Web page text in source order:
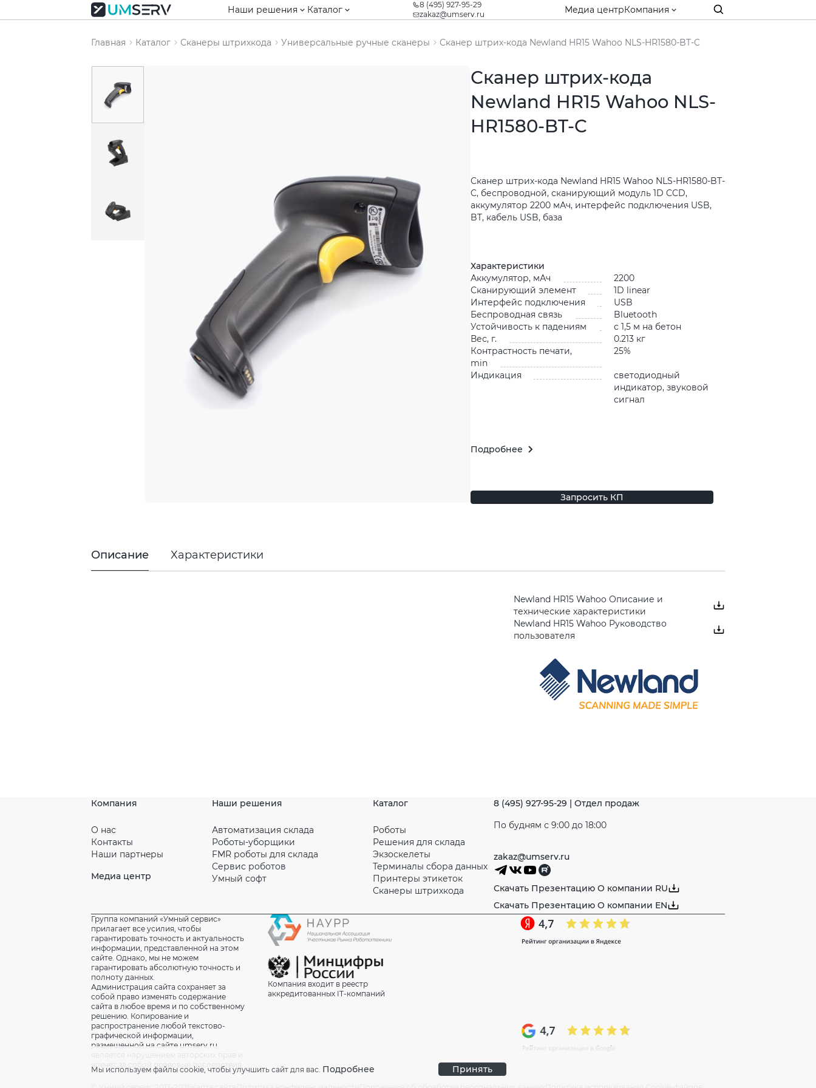
Наши решения Каталог
8 (495) 927-95-29
zakaz@umserv.ru
Медиа центрКомпания
Главная Каталог Сканеры штрихкода Универсальные ручные сканеры Сканер штрих-кода Newland HR15 Wahoo NLS-HR1580-BT-C
Сканер штрих-кода
Newland HR15 Wahoo NLS-
HR1580-BT-C
Сканер штрих-кода Newland HR15 Wahoo NLS-HR1580-BT-
C, беспроводной, сканирующий модуль 1D CCD,
аккумулятор 2200 мАч, интерфейс подключения USB,
BT, кабель USB, база
Характеристики
Аккумулятор, мАч
2200
Сканирующий элемент
1D linear
Интерфейс подключения
USB
Беспроводная связь
Bluetooth
Устойчивость к падениям
с 1,5 м на бетон
Вес, г.
0.213 кг
Контрастность печати,
min
25%
Индикация
светодиодный
индикатор, звуковой
сигнал
Подробнее
Запросить КП
Описание Характеристики
Newland HR15 Wahoo Описание и
технические характеристики
Newland HR15 Wahoo Руководство
пользователя
Компания
О нас
Контакты
Наши партнeры
Медиа центр
Наши решения
Автоматизация склада
Роботы-уборщики
FMR роботы для склада
Сервис роботов
Умный софт
Каталог
Роботы
Решения для склада
Экзоскелеты
Терминалы сбора данных
Принтеры этикеток
Сканеры штрихкода
8 (495) 927-95-29 | Отдел продаж
По будням с 9:00 до 18:00
zakaz@umserv.ru
Скачать Презентацию О компании RU
Скачать Презентацию О компании EN
Группа компаний «Умный сервис»
прилагает все усилия, чтобы
гарантировать точность и актуальность
информации, представленной на этом
сайте. Однако, мы не можем
гарантировать абсолютную точность и
полноту данных.
Администрация сайта сохраняет за
собой право изменять содержание
сайта в любое время и по собственному
решению. Копирование и
распространение любой текстово-
графической информации,
размещенной на сайте umserv.ru,
влечет за собой правовые последствия.
Компания входит в реестр
аккредитованных IT-компаний
Мы используем файлы cookie, чтобы улучшить сайт для вас. Подробнее Принять